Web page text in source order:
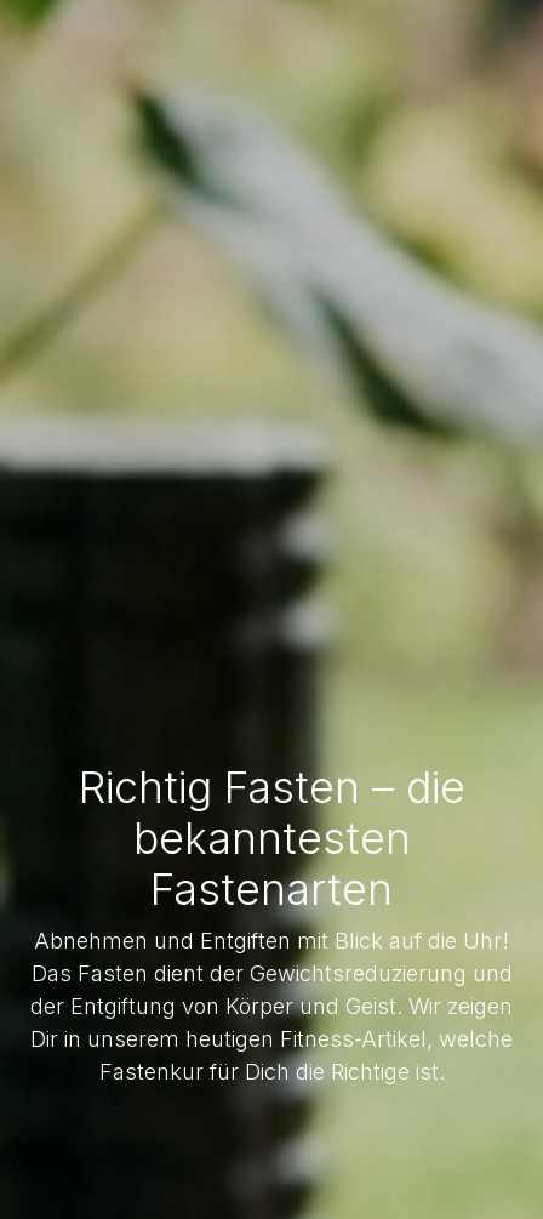
Richtig Fasten – die
bekanntesten
Fastenarten
Abnehmen und Entgiften mit Blick auf die Uhr!
Das Fasten dient der Gewichtsreduzierung und
der Entgiftung von Körper und Geist. Wir zeigen
Dir in unserem heutigen Fitness-Artikel, welche
Fastenkur für Dich die Richtige ist.